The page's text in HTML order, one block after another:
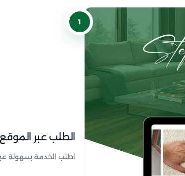
1
الطلب عبر الموقع
اطلب الخدمة بسهولة